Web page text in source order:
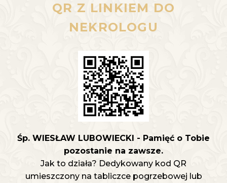
QR Z LINKIEM DO
NEKROLOGU
Śp. WIESŁAW LUBOWIECKI - Pamięć o Tobie
pozostanie na zawsze.
Jak to działa? Dedykowany kod QR
umieszczony na tabliczce pogrzebowej lub